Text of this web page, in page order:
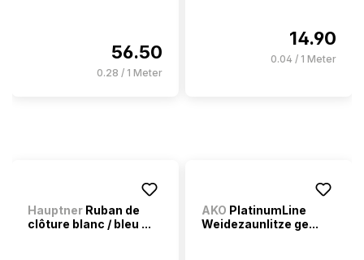
56.50
0.28 / 1 Meter
14.90
0.04 / 1 Meter
Hauptner Ruban de
clôture blanc / bleu ...
AKO PlatinumLine
Weidezaunlitze ge...